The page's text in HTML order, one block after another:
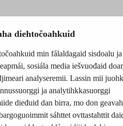
diehtočoahkuid
min fálaldagaid sisdoalu ja
sosiála media iešvuođaid
analyseremii. Lassin mii
ja analytihkkasuorggi
dieđuid dan birra, mo don
sáhttet ovttastahttit